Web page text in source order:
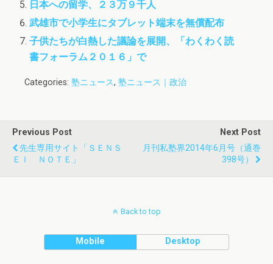
日本への留学、２３万９千人
武雄市で小学生にタブレット端末を無償配布
子供たちが白熱した議論を展開、「わくわく読
書フォーラム２０１６」で
Categories: 塾ニュース, 塾ニュース｜政治
Previous Post
先生専用サイト「ＳＥＮＳ
ＥＩ ＮＯＴＥ」
Next Post
月刊私塾界2014年6月号（通巻
398号）
Back to top
Mobile Desktop